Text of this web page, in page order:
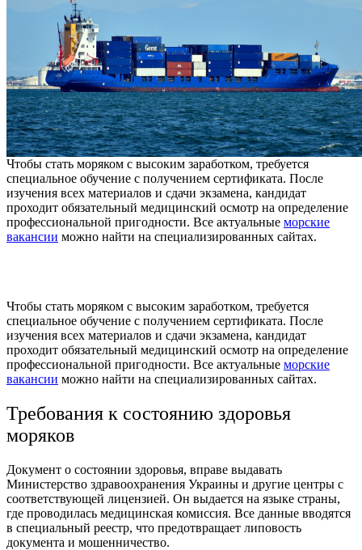
Чтобы стать моряком с высоким заработком, требуется
специальное обучение с получением сертификата. После
изучения всех материалов и сдачи экзамена, кандидат
проходит обязательный медицинский осмотр на определение
профессиональной пригодности. Все актуальные морские
вакансии можно найти на специализированных сайтах.
Чтобы стать моряком с высоким заработком, требуется
специальное обучение с получением сертификата. После
изучения всех материалов и сдачи экзамена, кандидат
проходит обязательный медицинский осмотр на определение
профессиональной пригодности. Все актуальные морские
вакансии можно найти на специализированных сайтах.
Требования к состоянию здоровья
моряков
Документ о состоянии здоровья, вправе выдавать
Министерство здравоохранения Украины и другие центры с
соответствующей лицензией. Он выдается на языке страны,
где проводилась медицинская комиссия. Все данные вводятся
в специальный реестр, что предотвращает липовость
документа и мошенничество.